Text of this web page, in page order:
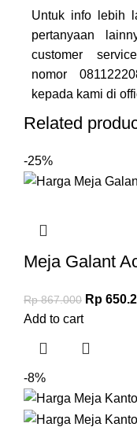
Untuk info lebih
pertanyaan
customer
nomor
kepada kami di
Related
-25%
Meja Galant
Rp867.000 Rp
Add to cart
-8%